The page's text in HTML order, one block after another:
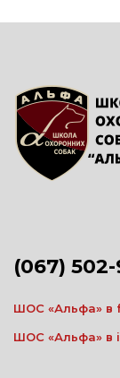
(067)
ШОС «Альфа» в
ШОС «Альфа» в